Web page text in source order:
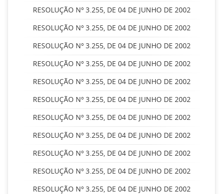
RESOLUÇÃO Nº 3.255, DE 04 DE JUNHO DE 2002
RESOLUÇÃO Nº 3.255, DE 04 DE JUNHO DE 2002
RESOLUÇÃO Nº 3.255, DE 04 DE JUNHO DE 2002
RESOLUÇÃO Nº 3.255, DE 04 DE JUNHO DE 2002
RESOLUÇÃO Nº 3.255, DE 04 DE JUNHO DE 2002
RESOLUÇÃO Nº 3.255, DE 04 DE JUNHO DE 2002
RESOLUÇÃO Nº 3.255, DE 04 DE JUNHO DE 2002
RESOLUÇÃO Nº 3.255, DE 04 DE JUNHO DE 2002
RESOLUÇÃO Nº 3.255, DE 04 DE JUNHO DE 2002
RESOLUÇÃO Nº 3.255, DE 04 DE JUNHO DE 2002
RESOLUÇÃO Nº 3.255, DE 04 DE JUNHO DE 2002